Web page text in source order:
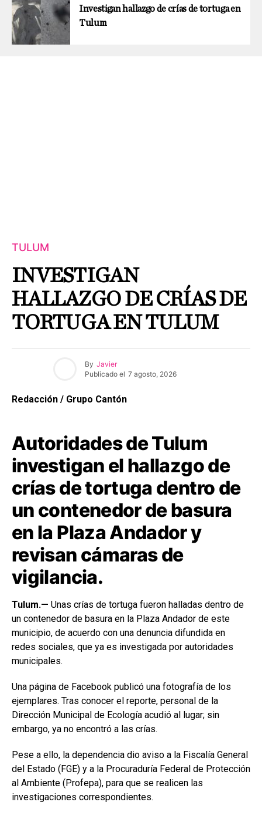
Investigan hallazgo de crías de tortuga en
Tulum
TULUM
INVESTIGAN
HALLAZGO DE CRÍAS DE
TORTUGA EN TULUM
By Javier
Publicado el 7 agosto, 2026
Redacción / Grupo Cantón
Autoridades de Tulum
investigan el hallazgo de
crías de tortuga dentro de
un contenedor de basura
en la Plaza Andador y
revisan cámaras de
vigilancia.
Tulum.— Unas crías de tortuga fueron halladas dentro de
un contenedor de basura en la Plaza Andador de este
municipio, de acuerdo con una denuncia difundida en
redes sociales, que ya es investigada por autoridades
municipales.
Una página de Facebook publicó una fotografía de los
ejemplares. Tras conocer el reporte, personal de la
Dirección Municipal de Ecología acudió al lugar; sin
embargo, ya no encontró a las crías.
Pese a ello, la dependencia dio aviso a la Fiscalía General
del Estado (FGE) y a la Procuraduría Federal de Protección
al Ambiente (Profepa), para que se realicen las
investigaciones correspondientes.